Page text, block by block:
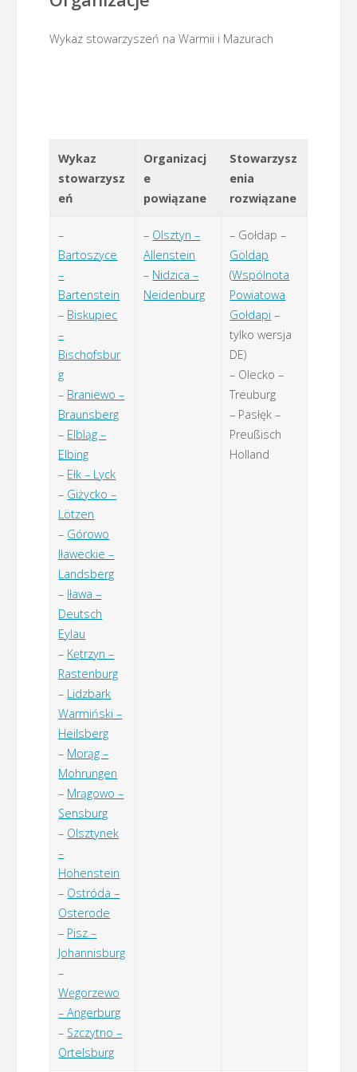
Wykaz stowarzyszeń na Warmii i Mazurach
Wykaz
stowarzysz
eń
Organizacj
e
powiązane
Stowarzysz
enia
rozwiązane
–
Bartoszyce
–
Bartenstein
– Biskupiec
–
Bischofsbur
g
– Braniewo –
Braunsberg
– Elbląg –
Elbing
– Ełk – Lyck
– Giżycko –
Lötzen
– Górowo
Iławeckie –
Landsberg
– Iława –
Deutsch
Eylau
– Kętrzyn –
Rastenburg
– Lidzbark
Warmiński –
Heilsberg
– Morąg –
Mohrungen
– Mrągowo –
Sensburg
– Olsztynek
–
Hohenstein
– Ostróda –
Osterode
– Pisz –
Johannisburg
–
Węgorzewo
– Angerburg
– Szczytno –
Ortelsburg
– Olsztyn –
Allenstein
– Nidzica –
Neidenburg
– Gołdap –
Goldap
(Wspólnota
Powiatowa
Gołdapi –
tylko wersja
DE)
– Olecko –
Treuburg
– Pasłęk –
Preußisch
Holland